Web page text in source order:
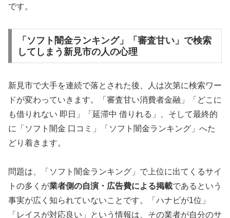
です。
「ソフト闇金ランキング」「審査甘い」で検索
してしまう新見市の人の心理
新見市で大手を連続で落とされた後、人は次第に検索ワー
ドが変わっていきます。「審査甘い消費者金融」「どこに
も借りれない 即日」「延滞中 借りれる」、そして最終的
に「ソフト闇金 口コミ」「ソフト闇金ランキング」へた
どり着きます。
問題は、「ソフト闇金ランキング」で上位に出てくるサイ
トの多くが業者側の自演・広告費による掲載であるという
事実が広く知られていないことです。「ハナビが1位」
「レイスが対応良い」という情報は、その業者が自分のサ